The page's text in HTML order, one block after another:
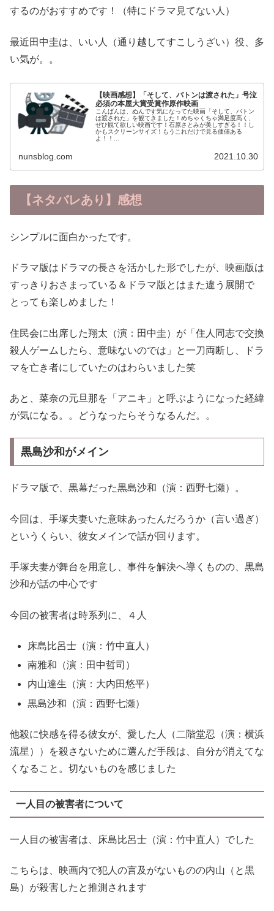
するのがおすすめです！（特にドラマ見てない人）
最近田中圭は、いい人（通り越してすこしうざい）役、多
い気が。。
【映画感想】「そして、バトンは渡された」号泣
必須の本屋大賞受賞作原作映画
こんばんは、ぬんです気になってた映画「そして、バトン
は渡された」を観てきました！めちゃくちゃ満足度高く、
ぜひ観て欲しい映画です！石原さとみが美しすぎる！！し
かもスクリーンサイズ！もうこれだけで見る価値ある
よ！！...
nunsblog.com 2021.10.30
【ネタバレあり】感想
シンプルに面白かったです。
ドラマ版はドラマの長さを活かした形でしたが、映画版は
すっきりおさまっている＆ドラマ版とはまた違う展開で
とっても楽しめました！
住民会に出席した翔太（演：田中圭）が「住人同志で交換
殺人ゲームしたら、意味ないのでは」と一刀両断し、ドラ
マを亡き者にしていたのはわらいました笑
あと、菜奈の元旦那を「アニキ」と呼ぶようになった経緯
が気になる。。どうなったらそうなるんだ。。
黒島沙和がメイン
ドラマ版で、黒幕だった黒島沙和（演：西野七瀬）。
今回は、手塚夫妻いた意味あったんだろうか（言い過ぎ）
というくらい、彼女メインで話が回ります。
手塚夫妻が舞台を用意し、事件を解決へ導くものの、黒島
沙和が話の中心です
今回の被害者は時系列に、４人
床島比呂士（演：竹中直人）
南雅和（演：田中哲司）
内山達生（演：大内田悠平）
黒島沙和（演：西野七瀬）
他殺に快感を得る彼女が、愛した人（二階堂忍（演：横浜
流星））を殺さないために選んだ手段は、自分が消えてな
くなること。切ないものを感じました
一人目の被害者について
一人目の被害者は、床島比呂士（演：竹中直人）でした
こちらは、映画内で犯人の言及がないものの内山（と黒
島）が殺害したと推測されます